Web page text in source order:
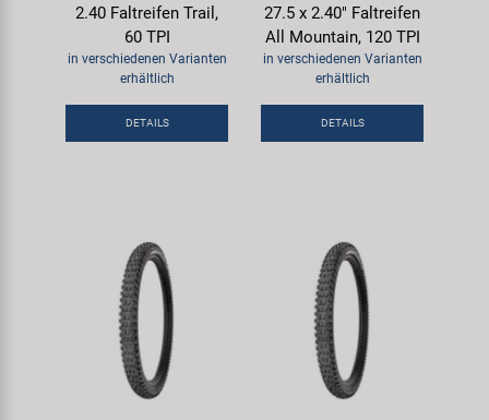
2.40 Faltreifen Trail,
60 TPI
in verschiedenen Varianten
erhältlich
DETAILS
27.5 x 2.40" Faltreifen
All Mountain, 120 TPI
in verschiedenen Varianten
erhältlich
DETAILS